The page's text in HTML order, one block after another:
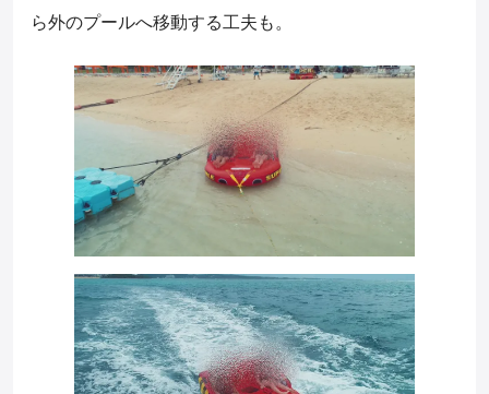
ら外のプールへ移動する工夫も。